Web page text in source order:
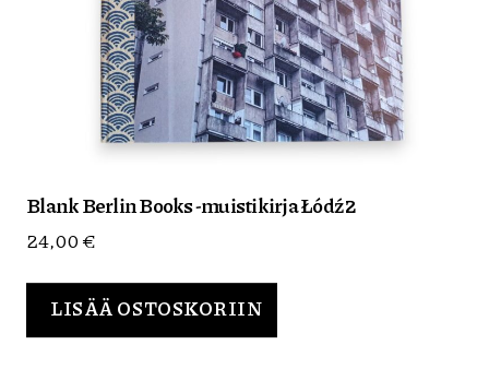
Blank Berlin Books -muistikirja Łódź 2
24,00€
LISÄÄ OSTOSKORIIN